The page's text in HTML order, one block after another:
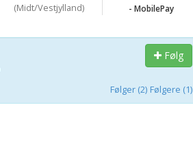
(Midt/Vestjylland) - MobilePay
Følg
Følger (2) Følgere (1)